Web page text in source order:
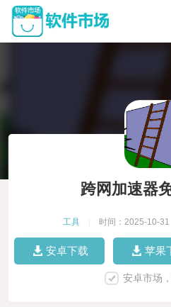
跨网加速器
工具 时间：2025-10-31
安卓下载 苹果
安卓市场